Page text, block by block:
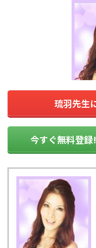
琉羽先生
今すぐ無料登録